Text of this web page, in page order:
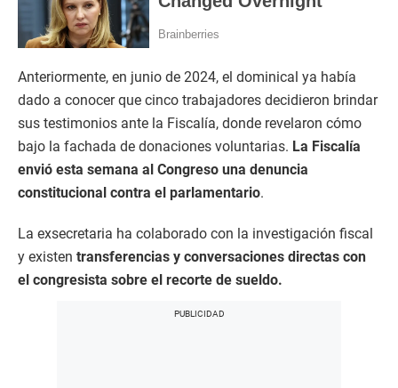
Anteriormente, en junio de 2024, el dominical ya había
dado a conocer que cinco trabajadores decidieron brindar
sus testimonios ante la Fiscalía, donde revelaron cómo
bajo la fachada de donaciones voluntarias. La Fiscalía
envió esta semana al Congreso una denuncia
constitucional contra el parlamentario.
La exsecretaria ha colaborado con la investigación fiscal
y existen transferencias y conversaciones directas con
el congresista sobre el recorte de sueldo.